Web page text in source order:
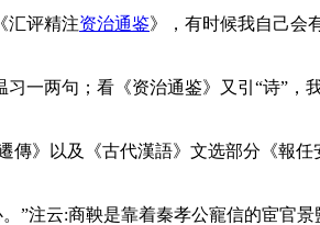
汇评精注资治通鉴》，有时候我自己会
一两句；看《资治通鉴》又引“诗”
傳》以及《古代漢語》文选部分《報
”注云:商鞅是靠着秦孝公寵信的宦官